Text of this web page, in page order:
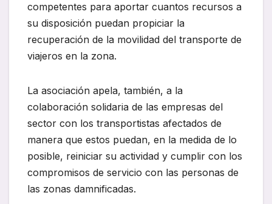
competentes para aportar cuantos recursos a
su disposición puedan propiciar la
recuperación de la movilidad del transporte de
viajeros en la zona.
La asociación apela, también, a la
colaboración solidaria de las empresas del
sector con los transportistas afectados de
manera que estos puedan, en la medida de lo
posible, reiniciar su actividad y cumplir con los
compromisos de servicio con las personas de
las zonas damnificadas.